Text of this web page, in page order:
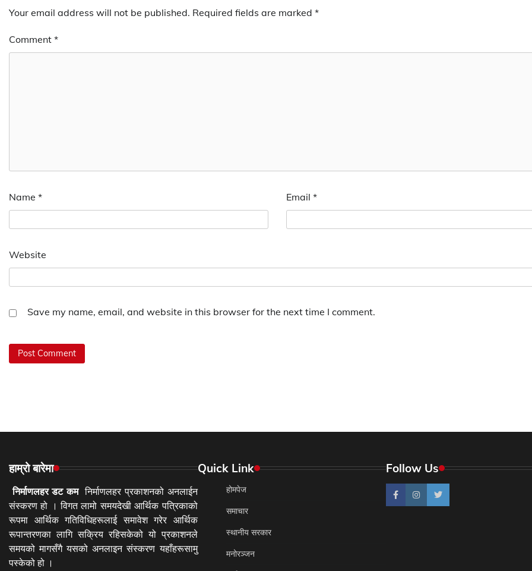
Your email address will not be published. Required fields are marked *
Comment *
Name * Email *
Website
Save my name, email, and website in this browser for the next time I comment.
हाम्रो बारेमा
निर्माणलहर डट कमनिर्माणलहर प्रकाशनको अनलाईन
संस्करण हो । विगत लामो समयदेखी आर्थिक पत्रिकाको
रूपमा आर्थिक गतिविधिहरूलाई समावेश गरेर आर्थिक
रूपान्तरणका लागि सक्रिय रहिसकेको यो प्रकाशनले
समयको मागसँगै यसको अनलाइन संस्करण यहाँहरूसामु
पस्केको हो ।
Quick Link
होमपेज
समाचार
स्थानीय सरकार
मनोरञ्जन
Follow Us